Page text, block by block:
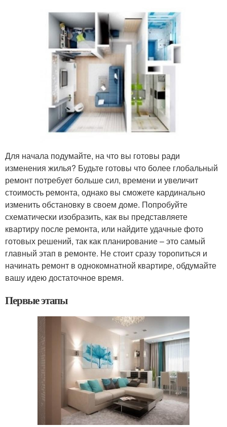
Для начала подумайте, на что вы готовы ради
изменения жилья? Будьте готовы что более глобальный
ремонт потребует больше сил, времени и увеличит
стоимость ремонта, однако вы сможете кардинально
изменить обстановку в своем доме. Попробуйте
схематически изобразить, как вы представляете
квартиру после ремонта, или найдите удачные фото
готовых решений, так как планирование – это самый
главный этап в ремонте. Не стоит сразу торопиться и
начинать ремонт в однокомнатной квартире, обдумайте
вашу идею достаточное время.
Первые этапы